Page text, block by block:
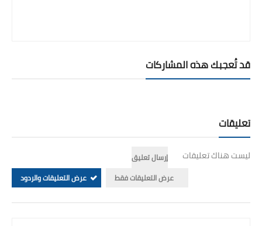
قد تُعجبك هذه المشاركات
تعليقات
ليست هناك تعليقات
إرسال تعليق
عرض التعليقات فقط
عرض التعليقات والردود